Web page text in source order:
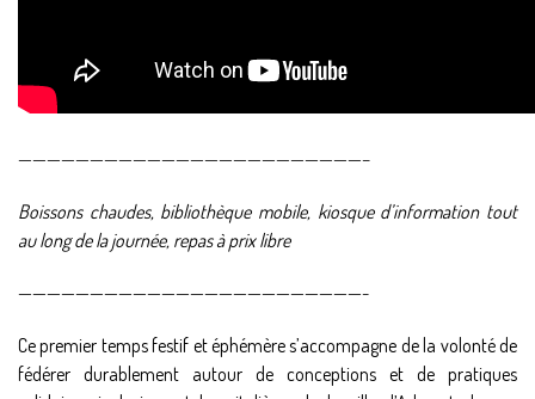
————————————————————————–
Boissons chaudes, bibliothèque mobile, kiosque d’information tout
au long de la journée, repas à prix libre
————————————————————————-
Ce premier temps festif et éphémère s’accompagne de la volonté de
fédérer durablement autour de conceptions et de pratiques